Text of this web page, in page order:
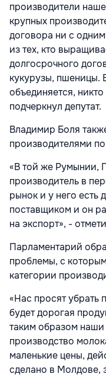
производители
крупных
договора ни с
из тех, кто
долгосрочного
кукурузы, пшеницы.
объединяется,
подчеркнул депутат.
Владимир Боля
производителями
«В той же Румынии,
производитель в
рынок и у него есть
поставщиком и он
на экспорт», -
Парламентарий
проблемы, с
категории
«Нас просят убрать
будет дорогая
таким образом
производство
маленькие цены,
сделано в Молдове,